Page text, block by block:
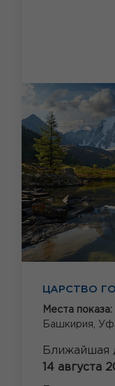
ЦАРСТВО
Места показа:
Башкирия,
Ближайшая
14 августа